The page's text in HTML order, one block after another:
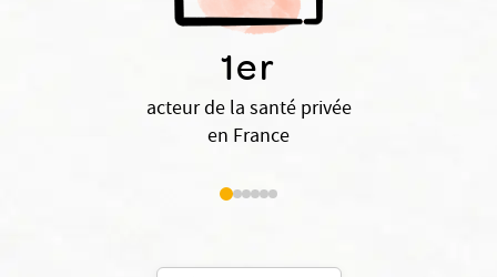
1er
acteur de la santé privée
en France